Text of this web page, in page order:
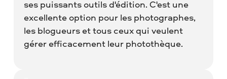
ses puissants outils d'édition. C'est une
excellente option pour les photographes,
les blogueurs et tous ceux qui veulent
gérer efficacement leur photothèque.